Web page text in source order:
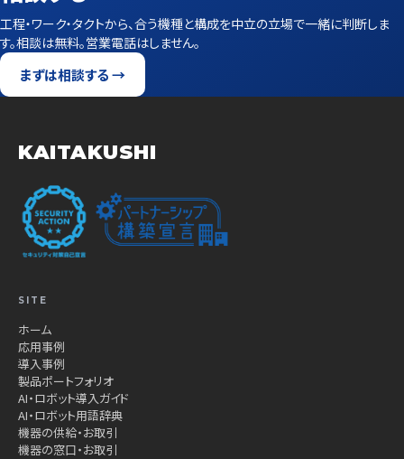
工程・ワーク・タクトから、合う機種と構成を中立の立場で一緒に判断しま
す。相談は無料。営業電話はしません。
まずは相談する →
KAITAKUSHI
SITE
ホーム
応用事例
導入事例
製品ポートフォリオ
AI・ロボット導入ガイド
AI・ロボット用語辞典
機器の供給・お取引
機器の窓口・お取引